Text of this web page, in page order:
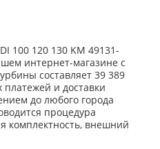
100 120 130 KM 49131-
интернет-магазине с
составляет 39 389
и доставки
до любого города
процедура
комплектность, внешний